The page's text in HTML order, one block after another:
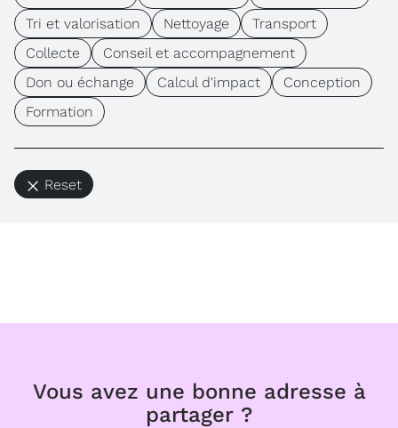
Tri et valorisation
Nettoyage
Transport
Collecte
Conseil et accompagnement
Don ou échange
Calcul d'impact
Conception
Formation
Reset
Vous avez une bonne adresse à
partager ?